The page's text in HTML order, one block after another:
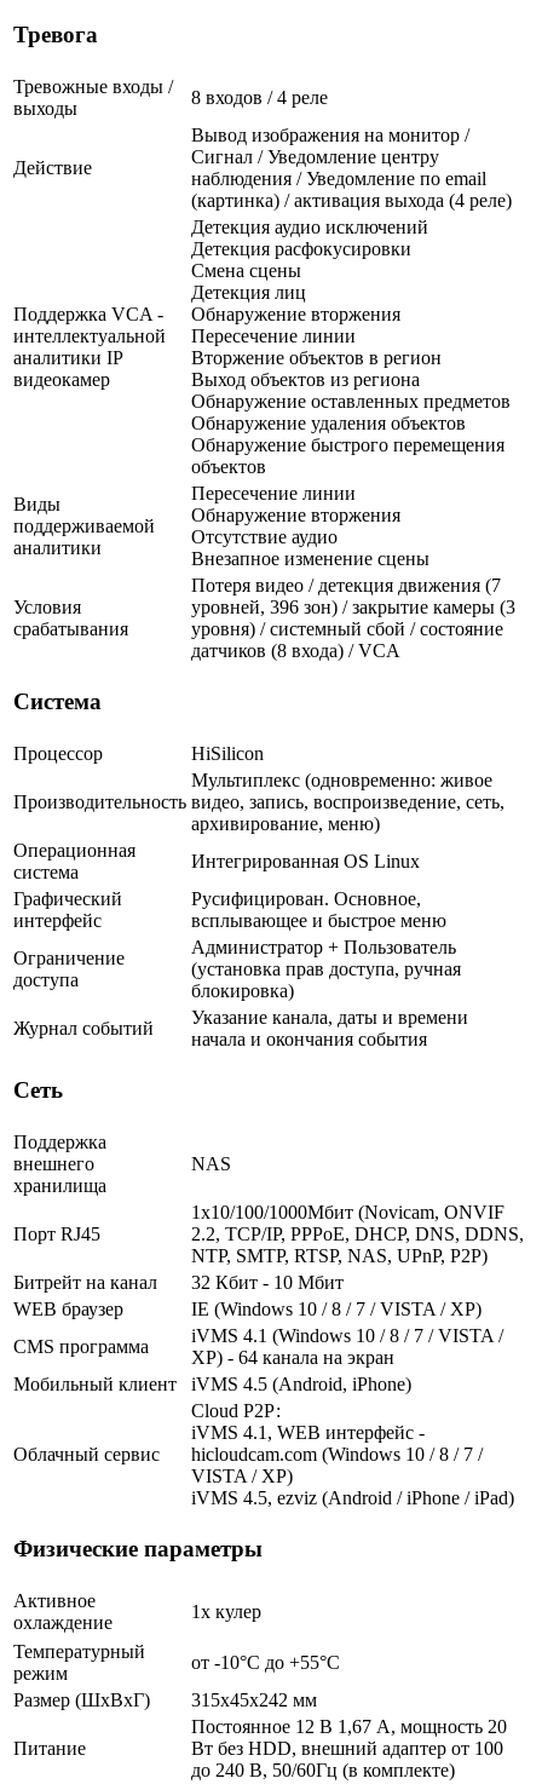
Тревога
Тревожные входы /
выходы
8 входов / 4 реле
Действие
Вывод изображения на монитор /
Сигнал / Уведомление центру
наблюдения / Уведомление по email
(картинка) / активация выхода (4 реле)
Поддержка VCA -
интеллектуальной
аналитики IP
видеокамер
Детекция аудио исключений
Детекция расфокусировки
Смена сцены
Детекция лиц
Обнаружение вторжения
Пересечение линии
Вторжение объектов в регион
Выход объектов из региона
Обнаружение оставленных предметов
Обнаружение удаления объектов
Обнаружение быстрого перемещения
объектов
Виды
поддерживаемой
аналитики
Пересечение линии
Обнаружение вторжения
Отсутствие аудио
Внезапное изменение сцены
Условия
срабатывания
Потеря видео / детекция движения (7
уровней, 396 зон) / закрытие камеры (3
уровня) / системный сбой / состояние
датчиков (8 входа) / VCA
Система
Процессор HiSilicon
Производительность
Мультиплекс (одновременно: живое
видео, запись, воспроизведение, сеть,
архивирование, меню)
Операционная
система
Интегрированная OS Linux
Графический
интерфейс
Русифицирован. Основное,
всплывающее и быстрое меню
Ограничение
доступа
Администратор + Пользователь
(установка прав доступа, ручная
блокировка)
Журнал событий
Указание канала, даты и времени
начала и окончания события
Сеть
Поддержка
внешнего
хранилища
NAS
Порт RJ45
1х10/100/1000Мбит (Novicam, ONVIF
2.2, TCP/IP, PPPoE, DHCP, DNS, DDNS,
NTP, SMTP, RTSP, NAS, UPnP, P2P)
Битрейт на канал
32 Кбит - 10 Мбит
WEB браузер
IE (Windows 10 / 8 / 7 / VISTA / XP)
CMS программа
iVMS 4.1 (Windows 10 / 8 / 7 / VISTA /
XP) - 64 канала на экран
Мобильный клиент
iVMS 4.5 (Android, iPhone)
Облачный сервис
Cloud Р2Р:
iVMS 4.1, WEB интерфейс -
hicloudcam.com (Windows 10 / 8 / 7 /
VISTA / XP)
iVMS 4.5, ezviz (Android / iPhone / iPad)
Физические параметры
Активное
охлаждение
1х кулер
Температурный
режим
от -10°C до +55°C
Размер (ШxВxГ)
315x45x242 мм
Питание
Постоянное 12 В 1,67 А, мощность 20
Вт без HDD, внешний адаптер от 100
до 240 В, 50/60Гц (в комплекте)